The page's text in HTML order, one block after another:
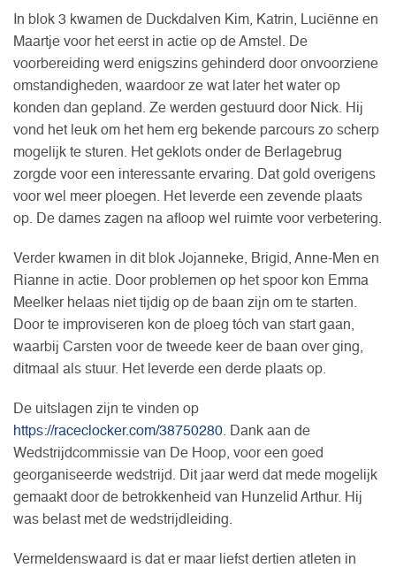
In blok 3 kwamen de Duckdalven Kim, Katrin, Luciënne en
Maartje voor het eerst in actie op de Amstel. De
voorbereiding werd enigszins gehinderd door onvoorziene
omstandigheden, waardoor ze wat later het water op
konden dan gepland. Ze werden gestuurd door Nick. Hij
vond het leuk om het hem erg bekende parcours zo scherp
mogelijk te sturen. Het geklots onder de Berlagebrug
zorgde voor een interessante ervaring. Dat gold overigens
voor wel meer ploegen. Het leverde een zevende plaats
op. De dames zagen na afloop wel ruimte voor verbetering.
Verder kwamen in dit blok Jojanneke, Brigid, Anne-Men en
Rianne in actie. Door problemen op het spoor kon Emma
Meelker helaas niet tijdig op de baan zijn om te starten.
Door te improviseren kon de ploeg tóch van start gaan,
waarbij Carsten voor de tweede keer de baan over ging,
ditmaal als stuur. Het leverde een derde plaats op.
De uitslagen zijn te vinden op
https://raceclocker.com/38750280. Dank aan de
Wedstrijdcommissie van De Hoop, voor een goed
georganiseerde wedstrijd. Dit jaar werd dat mede mogelijk
gemaakt door de betrokkenheid van Hunzelid Arthur. Hij
was belast met de wedstrijdleiding.
Vermeldenswaard is dat er maar liefst dertien atleten in